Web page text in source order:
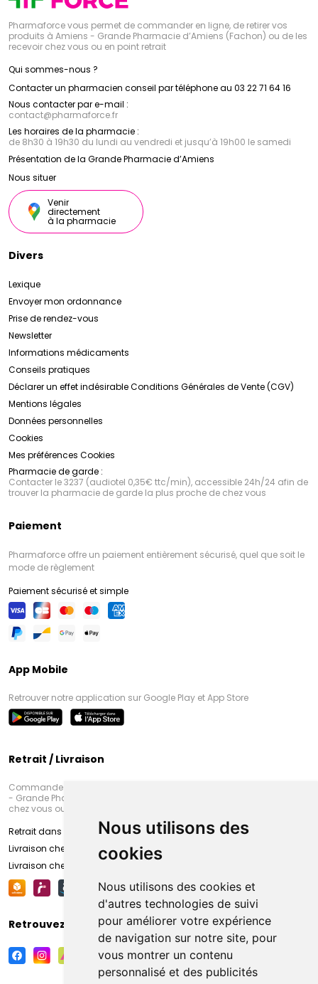
Nous utilisons des
cookies
Nous utilisons des cookies et
d'autres technologies de suivi
pour améliorer votre expérience
de navigation sur notre site, pour
vous montrer un contenu
personnalisé et des publicités
Pharmaforce vous permet de commander en ligne, de retirer vos
produits à Amiens - Grande Pharmacie d’Amiens (Fachon) ou de les
recevoir chez vous ou en point retrait
Qui sommes-nous ?
Contacter un pharmacien conseil par téléphone au 03 22 71 64 16
Nous contacter par e-mail :
contact@pharmaforce.fr
Les horaires de la pharmacie :
de 8h30 à 19h30 du lundi au vendredi et jusqu’à 19h00 le samedi
Présentation de la Grande Pharmacie d’Amiens
Nous situer
Venir
directement
à la pharmacie
Divers
Lexique
Envoyer mon ordonnance
Prise de rendez-vous
Newsletter
Informations médicaments
Conseils pratiques
Déclarer un effet indésirableConditions Générales de Vente (CGV)
Mentions légales
Données personnelles
Cookies
Mes préférences Cookies
Pharmacie de garde :
Contacter le 3237 (audiotel 0,35€ ttc/min), accessible 24h/24 afin de
trouver la pharmacie de garde la plus proche de chez vous
Paiement
Pharmaforce offre un paiement entièrement sécurisé, quel que soit le
mode de règlement
Paiement sécurisé et simple
App Mobile
Retrouver notre application sur Google Play et App Store
Retrait / Livraison
Commandez en ligne et venez chercher votre commande à Amiens
- Grande Pharmacie d’Amiens (Fachon) ou recevez-là rapidement
chez vous ou en point retrait
Retrait dans la pharmacie d’Amiens
Livraison chez vous
Livraison chez votre commerçant
Retrouvez-nous sur vos réseaux sociaux